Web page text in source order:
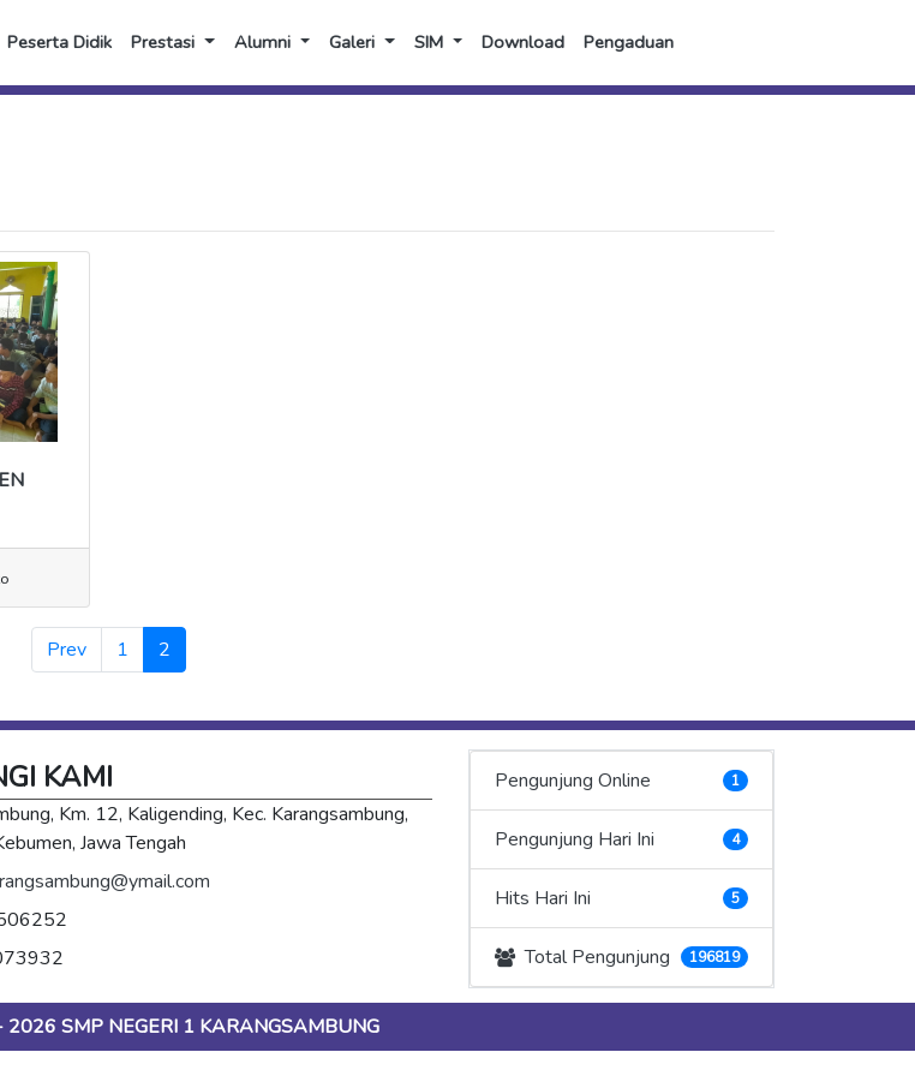
Peserta Didik Prestasi Alumni Galeri SIM Download Pengaduan
Prev 1 2(current)
KAMI
Km. 12, Kaligending, Kec. Karangsambung,
Jawa Tengah
Pengunjung Online 1
Pengunjung Hari Ini 4
Hits Hari Ini 5
Total Pengunjung 196819
2026 SMP NEGERI 1 KARANGSAMBUNG